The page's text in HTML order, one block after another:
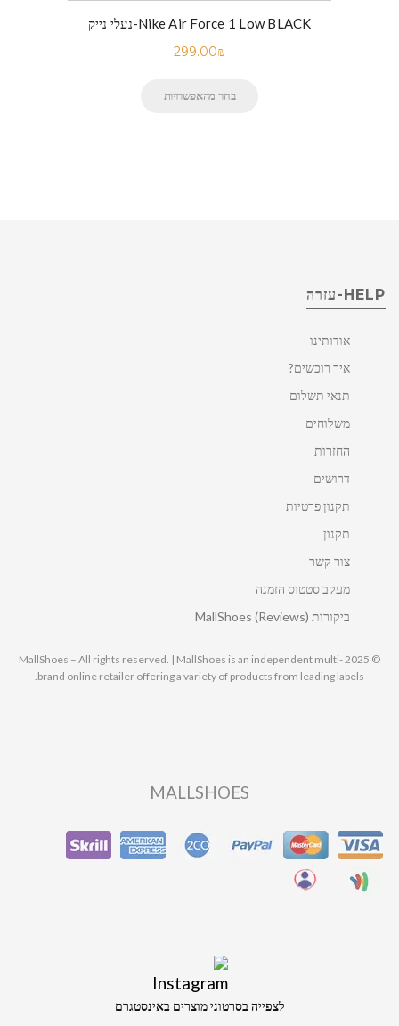
נעלי נייק-Nike Air Force 1 Low BLACK
299.00₪
בחר מהאפשרויות
HELP-עזרה
אודותינו
איך רוכשים?
תנאי תשלום
משלוחים
החזרות
דרושים
תקנון פרטיות
תקנון
צור קשר
מעקב סטטוס הזמנה
ביקורות MallShoes (Reviews)
© 2025 MallShoes – All rights reserved. | MallShoes is an independent multi-
brand online retailer offering a variety of products from leading labels.
MALLSHOES
לצפייה בסרטוני מוצרים באינסטגרם